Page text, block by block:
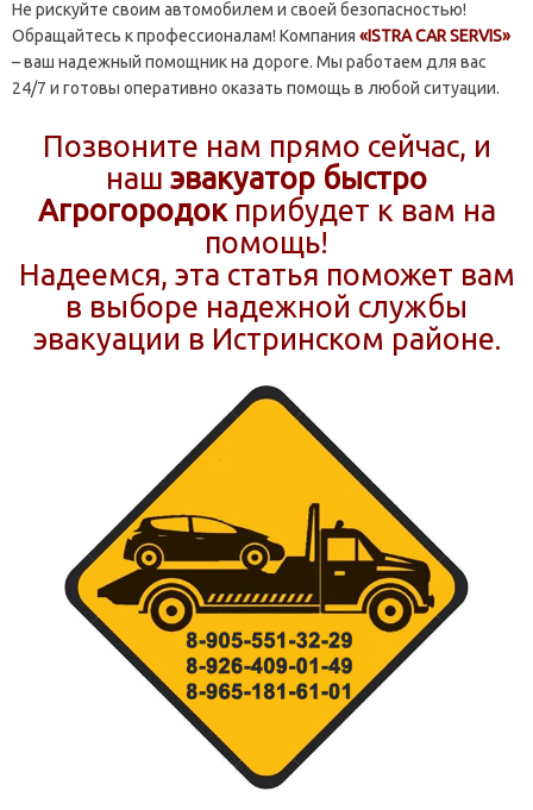
Не рискуйте своим автомобилем и своей безопасностью!
Обращайтесь к профессионалам! Компания «ISTRA CAR SERVIS»
– ваш надежный помощник на дороге. Мы работаем для вас
24/7 и готовы оперативно оказать помощь в любой ситуации.
Позвоните нам прямо сейчас, и
наш эвакуатор быстро
Агрогородокприбудет к вам на
помощь!
Надеемся, эта статья поможет вам
в выборе надежной службы
эвакуации в Истринском районе.